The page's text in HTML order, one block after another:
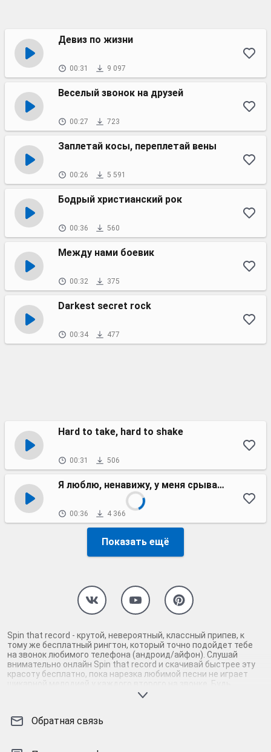
Девиз по жизни
00:31 9 097
Веселый звонок на друзей
00:27 723
Заплетай косы, переплетай вены
00:26 5 591
Бодрый христианский рок
00:36 560
Между нами боевик
00:32 375
Darkest secret rock
00:34 477
Hard to take, hard to shake
00:31 506
Я люблю, ненавижу, у меня срывает крышу
00:36 4 366
Показать ещё
Spin that record - крутой, невероятный, классный припев, к
тому же бесплатный рингтон, который точно подойдет тебе
на звонок любимого телефона (андроид/айфон). Слушай
внимательно онлайн Spin that record и скачивай быстрее эту
красоту бесплатно, пока нарезка любимой песни не играет
шикарной мелодией у каждого второго на звонке. Будь
первым, кто скачает бесплатно сей шедевр музыки и оценит
нарезку mp3 песни на звонок телефона, ну, или m4r мелодию
Обратная связь